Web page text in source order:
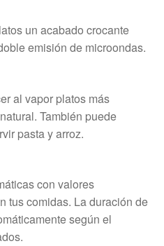
un acabado crocante
emisión de microondas.
al vapor platos más
También puede
pasta y arroz.
con valores
tus comidas. La duración de
según el